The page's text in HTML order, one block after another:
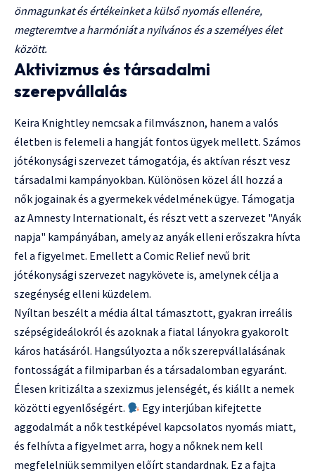
önmagunkat és értékeinket a külső nyomás ellenére,
megteremtve a harmóniát a nyilvános és a személyes élet
között.
Aktivizmus és társadalmi
szerepvállalás
Keira Knightley nemcsak a filmvásznon, hanem a valós
életben is felemeli a hangját fontos ügyek mellett. Számos
jótékonysági szervezet támogatója, és aktívan részt vesz
társadalmi kampányokban. Különösen közel áll hozzá a
nők jogainak és a gyermekek védelmének ügye. Támogatja
az Amnesty Internationalt, és részt vett a szervezet "Anyák
napja" kampányában, amely az anyák elleni erőszakra hívta
fel a figyelmet. Emellett a Comic Relief nevű brit
jótékonysági szervezet nagykövete is, amelynek célja a
szegénység elleni küzdelem.
Nyíltan beszélt a média által támasztott, gyakran irreális
szépségideálokról és azoknak a fiatal lányokra gyakorolt
káros hatásáról. Hangsúlyozta a nők szerepvállalásának
fontosságát a filmiparban és a társadalomban egyaránt.
Élesen kritizálta a szexizmus jelenségét, és kiállt a nemek
közötti egyenlőségért.
Egy interjúban kifejtette
aggodalmát a nők testképével kapcsolatos nyomás miatt,
és felhívta a figyelmet arra, hogy a nőknek nem kell
megfelelniük semmilyen előírt standardnak. Ez a fajta